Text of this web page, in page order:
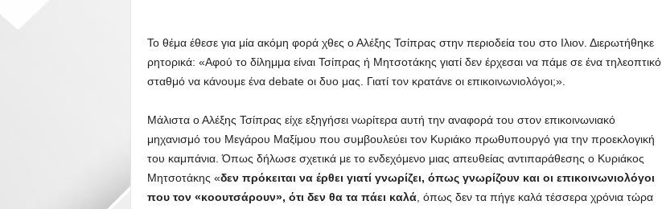
Το θέμα έθεσε για μία ακόμη φορά χθες ο Αλέξης Τσίπρας στην περιοδεία του στο Ιλιον. Διερωτήθηκε
ρητορικά: «Αφού το δίλημμα είναι Τσίπρας ή Μητσοτάκης γιατί δεν έρχεσαι να πάμε σε ένα τηλεοπτικό
σταθμό να κάνουμε ένα debate οι δυο μας. Γιατί τον κρατάνε οι επικοινωνιολόγοι;».
Μάλιστα ο Αλέξης Τσίπρας είχε εξηγήσει νωρίτερα αυτή την αναφορά του στον επικοινωνιακό
μηχανισμό του Μεγάρου Μαξίμου που συμβουλεύει τον Κυριάκο πρωθυπουργό για την προεκλογική
του καμπάνια. Όπως δήλωσε σχετικά με το ενδεχόμενο μιας απευθείας αντιπαράθεσης ο Κυριάκος
Μητσοτάκης «δεν πρόκειται να έρθει γιατί γνωρίζει, όπως γνωρίζουν και οι επικοινωνιολόγοι
που τον «κοουτσάρουν», ότι δεν θα τα πάει καλά, όπως δεν τα πήγε καλά τέσσερα χρόνια τώρα